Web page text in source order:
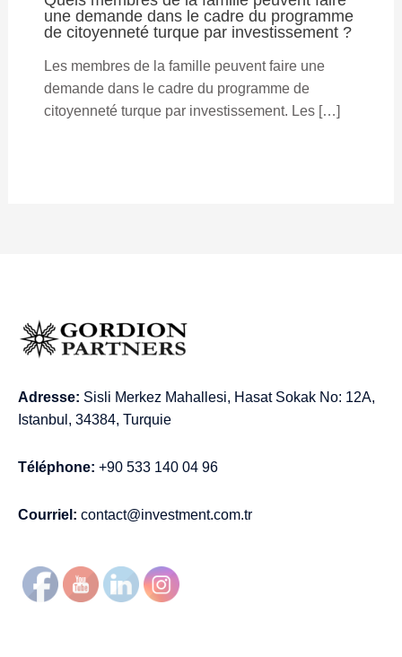
une demande dans le cadre du programme
de citoyenneté turque par investissement ?
Les membres de la famille peuvent faire une
demande dans le cadre du programme de
citoyenneté turque par investissement. Les […]
Adresse: Sisli Merkez Mahallesi, Hasat Sokak No: 12A,
Istanbul, 34384, Turquie
Téléphone: +90 533 140 04 96
Courriel: contact@investment.com.tr